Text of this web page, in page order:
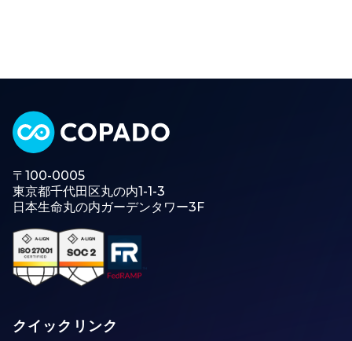
〒100-0005
東京都千代田区丸の内1-1-3
日本生命丸の内ガーデンタワー3F
クイックリンク